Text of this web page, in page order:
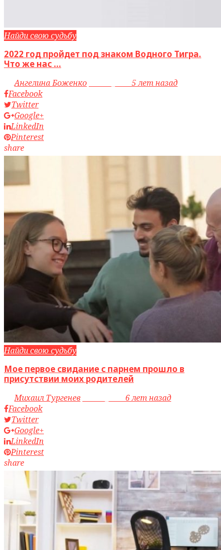
Найди свою судьбу
2022 год пройдет под знаком Водного Тигра.
Что же нас ...
byАнгелина Боженко
5 лет назад
Facebook
Twitter
Google+
LinkedIn
Pinterest
share
Найди свою судьбу
Мое первое свидание с парнем прошло в
присутствии моих родителей
byМихаил Тургенев
6 лет назад
Facebook
Twitter
Google+
LinkedIn
Pinterest
share